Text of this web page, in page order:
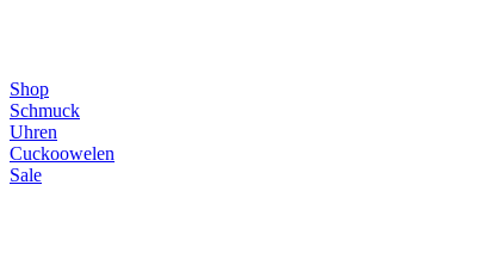
Shop
Schmuck
Uhren
Cuckoowelen
Sale